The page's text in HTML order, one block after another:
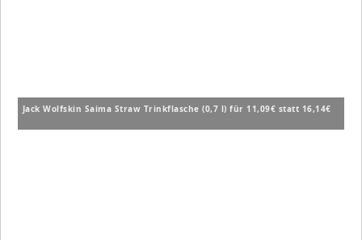
Jack Wolfskin Saima Straw Trinkflasche (0,7 l) für 11,09€ statt 16,14€